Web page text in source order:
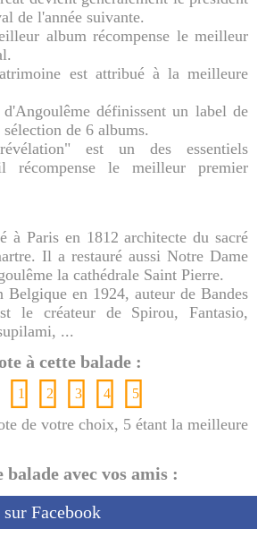
de l'année suivante.
album récompense le meilleur
est attribué à la meilleure
définissent un label de
de 6 albums.
est un des essentiels
récompense le meilleur premier
à Paris en 1812 architecte du sacré
Il a restauré aussi Notre Dame
la cathédrale Saint Pierre.
Belgique en 1924, auteur de Bandes
le créateur de Spirou, Fantasio,
...
à cette balade :
1 2 3 4 5
de votre choix, 5 étant la meilleure
balade avec vos amis :
Facebook